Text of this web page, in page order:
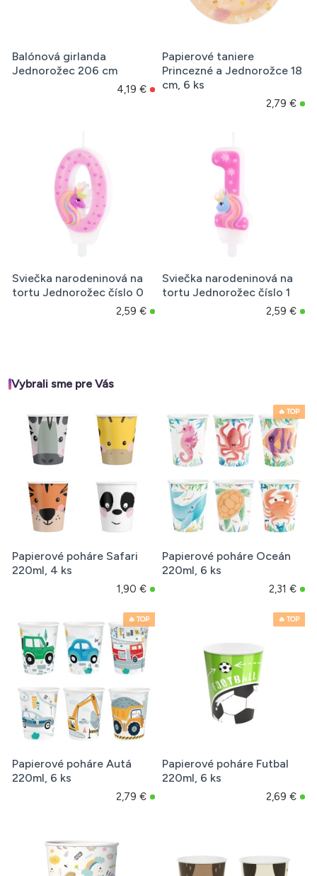
Balónová girlanda
Jednorožec 206 cm
4,19 €
Papierové taniere
Princezné a Jednorožce 18
cm, 6 ks
2,79 €
Sviečka narodeninová na
tortu Jednorožec číslo 0
2,59 €
Sviečka narodeninová na
tortu Jednorožec číslo 1
2,59 €
Vybrali sme pre Vás
Papierové poháre Safari
220ml, 4 ks
1,90 €
🔥 TOP
Papierové poháre Oceán
220ml, 6 ks
2,31 €
🔥 TOP
Papierové poháre Autá
220ml, 6 ks
2,79 €
🔥 TOP
Papierové poháre Futbal
220ml, 6 ks
2,69 €